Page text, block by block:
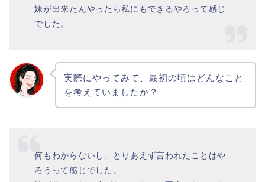
妹が出来たんやったら私にもできるやろって感じ
でした。
実際にやってみて、最初の頃はどんなこと
を考えていましたか？
何もわからないし、とりあえず言われたことはや
ろうって感じでした。